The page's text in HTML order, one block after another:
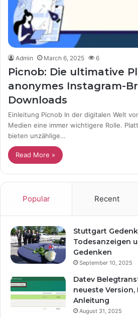
Admin March 6, 2025 6
Picnob: Die ultimative
anonymes Instagram-
Downloads
Einleitung Picnob In der digitalen Welt
Medien eine immer wichtigere Rolle.
bieten unzählige…
Read More »
Popular Recent
Stuttgart
Todesanzeigen
Gedenken
September 10, 2025
Datev
neueste
Anleitung
August 31, 2025